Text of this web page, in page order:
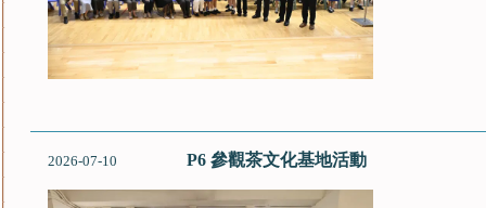
2026-07-10 P6 參觀茶文化基地活動